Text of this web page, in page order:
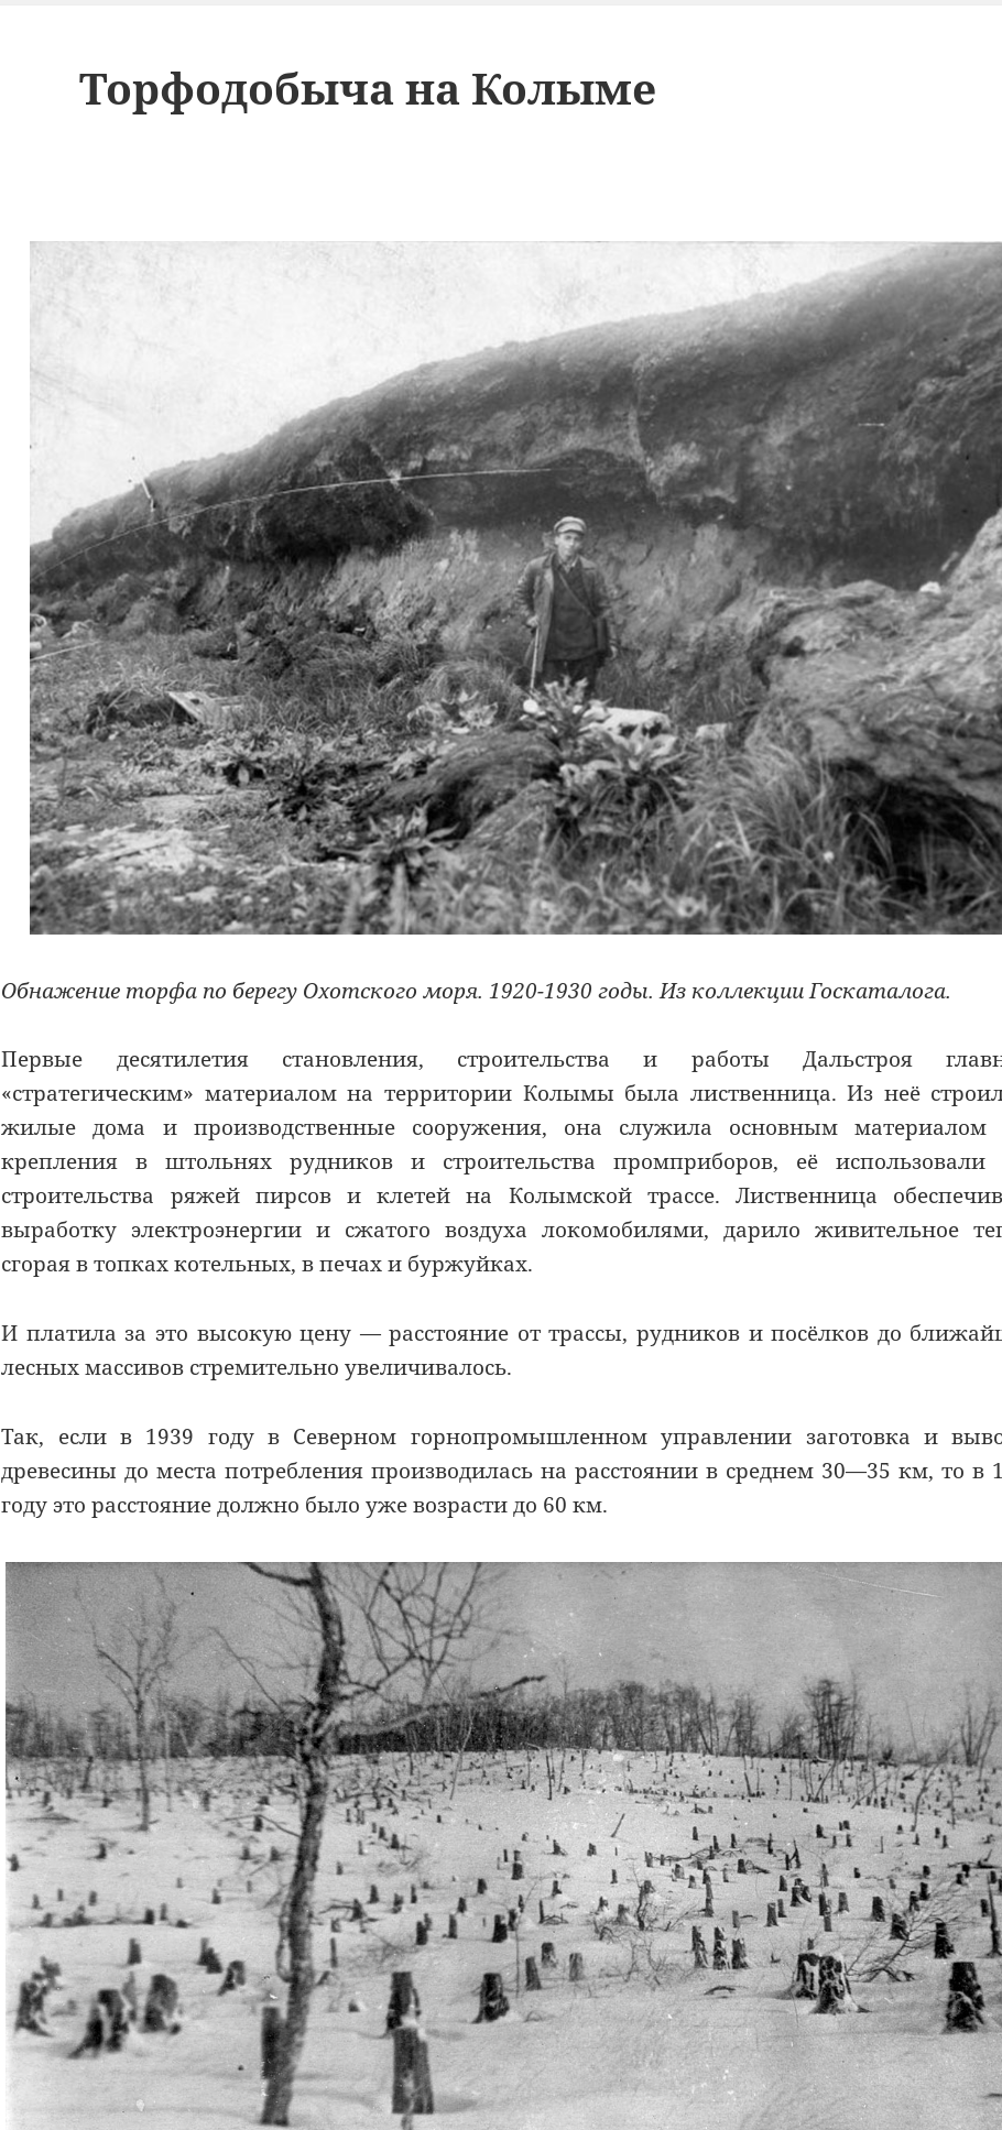
Торфодобыча на Колыме
Обнажение торфа по берегу Охотского моря. 1920-1930 годы. Из коллекции Госкаталога.
Первые десятилетия становления, строительства и работы Дальстроя
«стратегическим» материалом на территории Колымы была лиственница. Из неё
жилые дома и производственные сооружения, она служила основным материалом
крепления в штольнях рудников и строительства промприборов, её использовали
строительства ряжей пирсов и клетей на Колымской трассе. Лиственница
выработку электроэнергии и сжатого воздуха локомобилями, дарило живительное
сгорая в топках котельных, в печах и буржуйках.
И платила за это высокую цену — расстояние от трассы, рудников и посёлков до
лесных массивов стремительно увеличивалось.
Так, если в 1939 году в Северном горнопромышленном управлении заготовка и
древесины до места потребления производилась на расстоянии в среднем 30—35 км, то в
году это расстояние должно было уже возрасти до 60 км.